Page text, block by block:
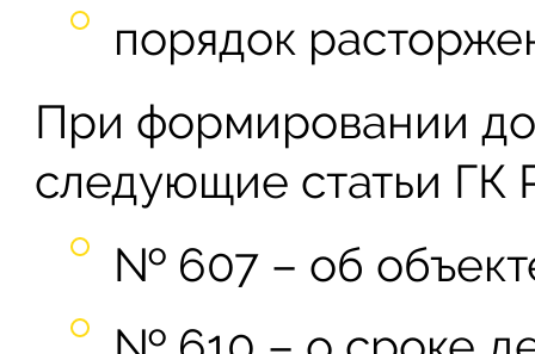
порядок
При формировании
следующие статьи ГК
№ 607 – об